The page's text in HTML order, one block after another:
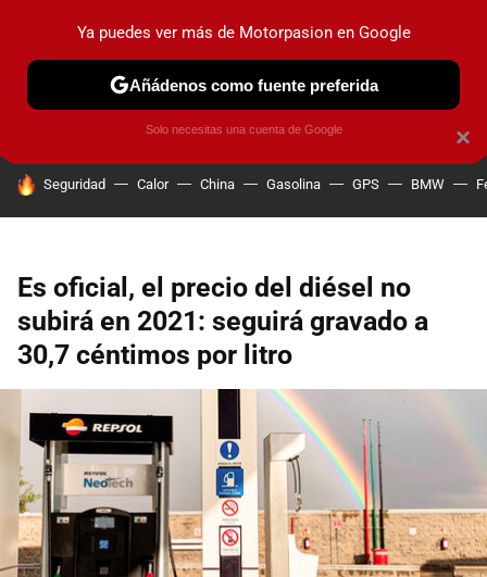
PRUEBAS COCHES ELÉCTRICOS OBSERVATORIO
HOY SE HABLA DE
Seguridad Calor China Gasolina GPS BMW
Es oficial, el precio del diésel no
subirá en 2021: seguirá gravado a
30,7 céntimos por litro
×
Ya puedes ver más de Motorpasion en Google
Añádenos como fuente preferida
Solo necesitas una cuenta de Google